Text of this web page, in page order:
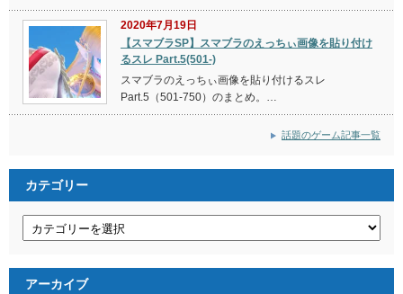
2020年7月19日
【スマブラSP】スマブラのえっちぃ画像を貼り付け
るスレ Part.5(501-)
スマブラのえっちぃ画像を貼り付けるスレ
Part.5（501-750）のまとめ。…
話題のゲーム記事一覧
カテゴリー
アーカイブ